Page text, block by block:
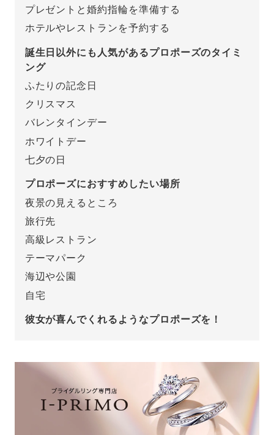
プレゼントと婚約指輪を準備する
ホテルやレストランを予約する
誕生日以外にも人気があるプロポーズのタイミ
ング
ふたりの記念日
クリスマス
バレンタインデー
ホワイトデー
七夕の日
プロポーズにおすすめしたい場所
夜景の見えるところ
旅行先
高級レストラン
テーマパーク
海辺や公園
自宅
彼女が喜んでくれるようなプロポーズを！
パーフェクトプロポーズリング
プロポーズシチュエーション診断
プロポーズプラン検索
プロポーズ意識調査結果一覧
ダイヤモンドの品質とは？
プロポーズの方法
プレゼント
場所
言葉
エピソード
ニュース
I-PRIMO公式オンラインショップ